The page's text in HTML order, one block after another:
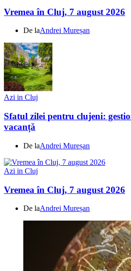
Vremea în Cluj, 7 august 2026
De laAndrei Mureșan
Azi in Cluj
Sfatul zilei pentru clujeni:
vacanță
De laAndrei Mureșan
Azi in Cluj
Vremea în Cluj, 7 august 2026
De laAndrei Mureșan